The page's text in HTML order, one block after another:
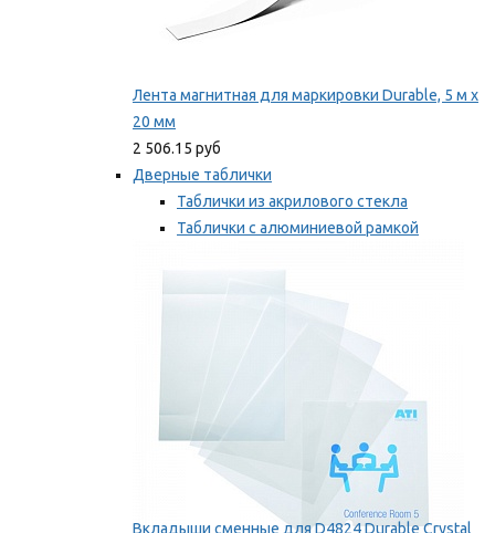
Лента магнитная для маркировки Durable, 5 м х
20 мм
2 506.15 руб
Дверные таблички
Таблички из акрилового стекла
Таблички с алюминиевой рамкой
Вкладыши сменные для D4824 Durable Crystal